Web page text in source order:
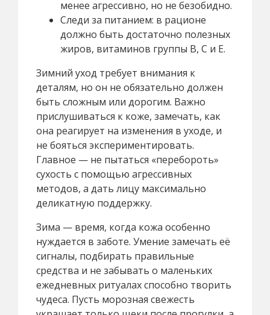
менее агрессивно, но не безобидно.
Следи за питанием: в рационе
должно быть достаточно полезных
жиров, витаминов группы B, С и Е.
Зимний уход требует внимания к
деталям, но он не обязательно должен
быть сложным или дорогим. Важно
прислушиваться к коже, замечать, как
она реагирует на изменения в уходе, и
не бояться экспериментировать.
Главное — не пытаться «перебороть»
сухость с помощью агрессивных
методов, а дать лицу максимально
деликатную поддержку.
Зима — время, когда кожа особенно
нуждается в заботе. Умение замечать её
сигналы, подбирать правильные
средства и не забывать о маленьких
ежедневных ритуалах способно творить
чудеса. Пусть морозная свежесть